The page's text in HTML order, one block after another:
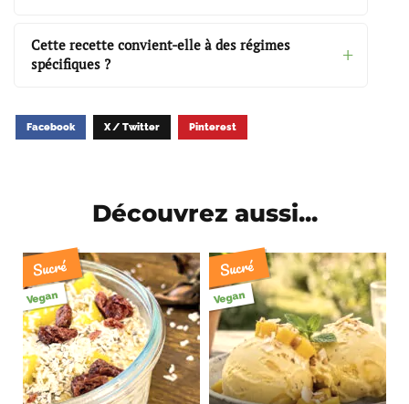
Cette recette convient-elle à des régimes
spécifiques ?
Facebook X / Twitter Pinterest
Découvrez aussi...
Sucré
Vegan
Sucré
Vegan